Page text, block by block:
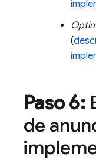
(
Paso 6:
de